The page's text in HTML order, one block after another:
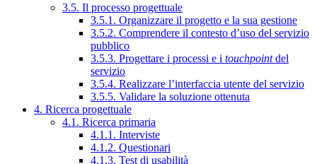
3.5. Il processo progettuale
3.5.1. Organizzare il progetto e la sua gestione
3.5.2. Comprendere il contesto d’uso del servizio
pubblico
3.5.3. Progettare i processi e i touchpointdel
servizio
3.5.4. Realizzare l’interfaccia utente del servizio
3.5.5. Validare la soluzione ottenuta
4. Ricerca progettuale
4.1. Ricerca primaria
4.1.1. Interviste
4.1.2. Questionari
4.1.3. Test di usabilità